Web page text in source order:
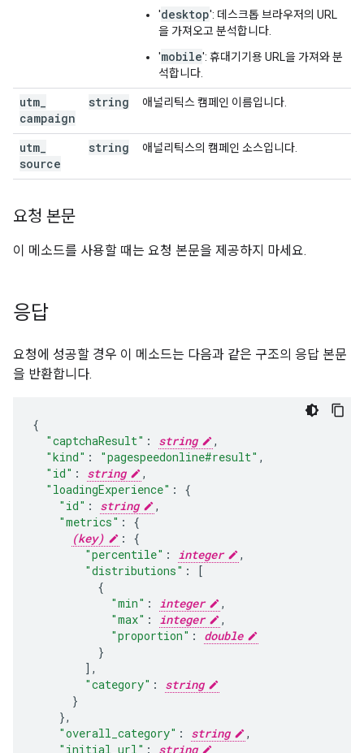
'desktop': 데스크톱 브라우저의 URL
을 가져오고 분석합니다.
'mobile': 휴대기기용 URL을 가져와 분
석합니다.
utm
campaign
string 애널리틱스 캠페인 이름입니다.
utm
source
string 애널리틱스의 캠페인 소스입니다.
요청 본문
이 메소드를 사용할 때는 요청 본문을 제공하지 마세요.
응답
요청에 성공할 경우 이 메소드는 다음과 같은 구조의 응답 본문
을 반환합니다.
"captchaResult" : string
,
"kind" : "pagespeedonline#result" ,
"id" : string
,
"loadingExperience" :
"id" : string
,
"metrics" :
(key)
:
"percentile" : integer
,
"distributions" :
[
"min" : integer
,
"max" : integer
,
"proportion" :
double
],
"category" :
string
},
"overall_category" : string
,
"initial_url" :
string